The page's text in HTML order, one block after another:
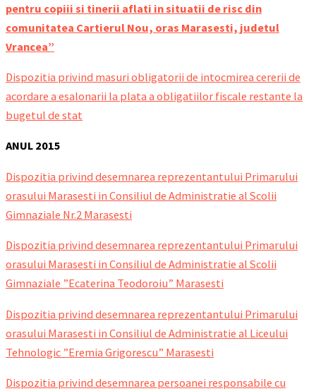
pentru copiii si tinerii aflati in situatii de risc din
comunitatea Cartierul Nou, oras Marasesti, judetul
Vrancea”
Dispozitia privind masuri obligatorii de intocmirea cererii de
acordare a esalonarii la plata a obligatiilor fiscale restante la
bugetul de stat
ANUL 2015
Dispozitia privind desemnarea reprezentantului Primarului
orasului Marasesti in Consiliul de Administratie al Scolii
Gimnaziale Nr.2 Marasesti
Dispozitia privind desemnarea reprezentantului Primarului
orasului Marasesti in Consiliul de Administratie al Scolii
Gimnaziale ”Ecaterina Teodoroiu” Marasesti
Dispozitia privind desemnarea reprezentantului Primarului
orasului Marasesti in Consiliul de Administratie al Liceului
Tehnologic ”Eremia Grigorescu” Marasesti
Dispozitia privind desemnarea persoanei responsabile cu